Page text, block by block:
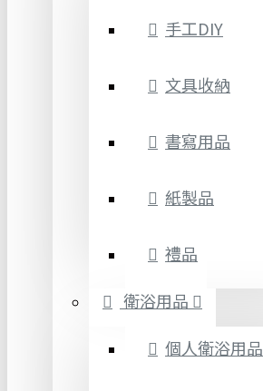
手工DIY
文具收納
書寫用品
紙製品
禮品
衛浴用品
個人衛浴用品